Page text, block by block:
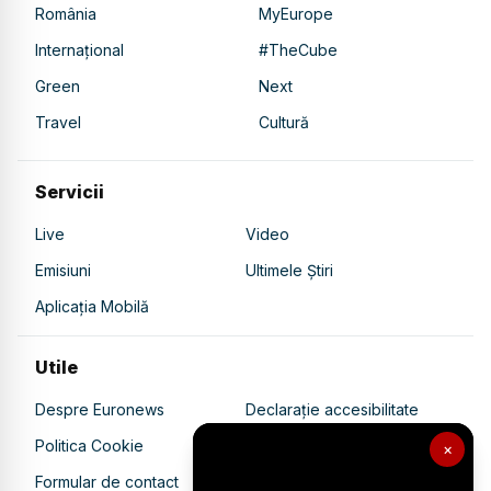
×
România
MyEurope
Internațional
#TheCube
Green
Next
Travel
Cultură
Servicii
Live
Video
Emisiuni
Ultimele Știri
Aplicația Mobilă
Utile
Despre Euronews
Declarație accesibilitate
Politica Cookie
Politica de confidențialitate
Formular de contact